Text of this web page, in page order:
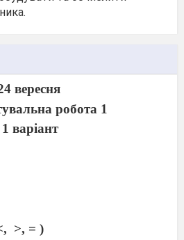
вересня
робота 1
1 варіант
>, = )